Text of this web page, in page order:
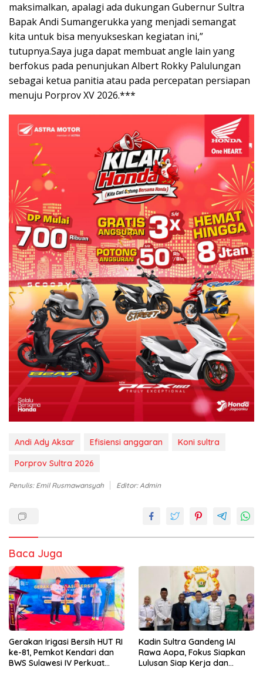
maksimalkan, apalagi ada dukungan Gubernur Sultra
Bapak Andi Sumangerukka yang menjadi semangat
kita untuk bisa menyukseskan kegiatan ini,”
tutupnya.Saya juga dapat membuat angle lain yang
berfokus pada penunjukan Albert Rokky Palulungan
sebagai ketua panitia atau pada percepatan persiapan
menuju Porprov XV 2026.***
Andi Ady Aksar Efisiensi anggaran
Koni sultra
Porprov Sultra 2026
Penulis: Emil Rusmawansyah Editor: Admin
Baca Juga
Gerakan Irigasi Bersih HUT RI
ke-81, Pemkot Kendari dan
BWS Sulawesi IV Perkuat
Kadin Sultra Gandeng IAI
Rawa Aopa, Fokus Siapkan
Lulusan Siap Kerja dan